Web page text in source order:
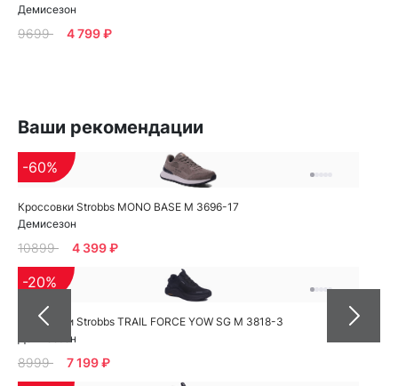
Демисезон
9699 4 799 ₽
Ваши рекомендации
Кроссовки Strobbs MONO BASE M 3696-17
Демисезон
-60%
10899 4 399 ₽
Кроссовки Strobbs TRAIL FORCE YOW SG M 3818-3
Демисезон
-20%
8999 7 199 ₽